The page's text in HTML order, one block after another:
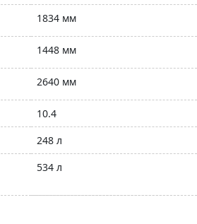
1834 мм
1448 мм
2640 мм
10.4
248 л
534 л